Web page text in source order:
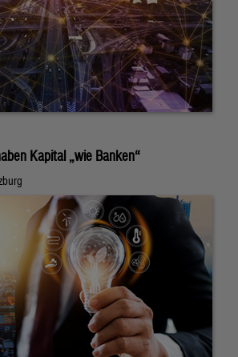
Kapital „wie Banken“